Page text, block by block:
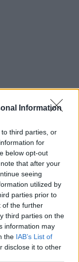
Information
third parties, or
for
below opt-out
that after your
seeing
utilized by
parties prior to
of the further
third parties on the
information may
the IAB’s List of
disclose it to other
Ιανουαρίου.